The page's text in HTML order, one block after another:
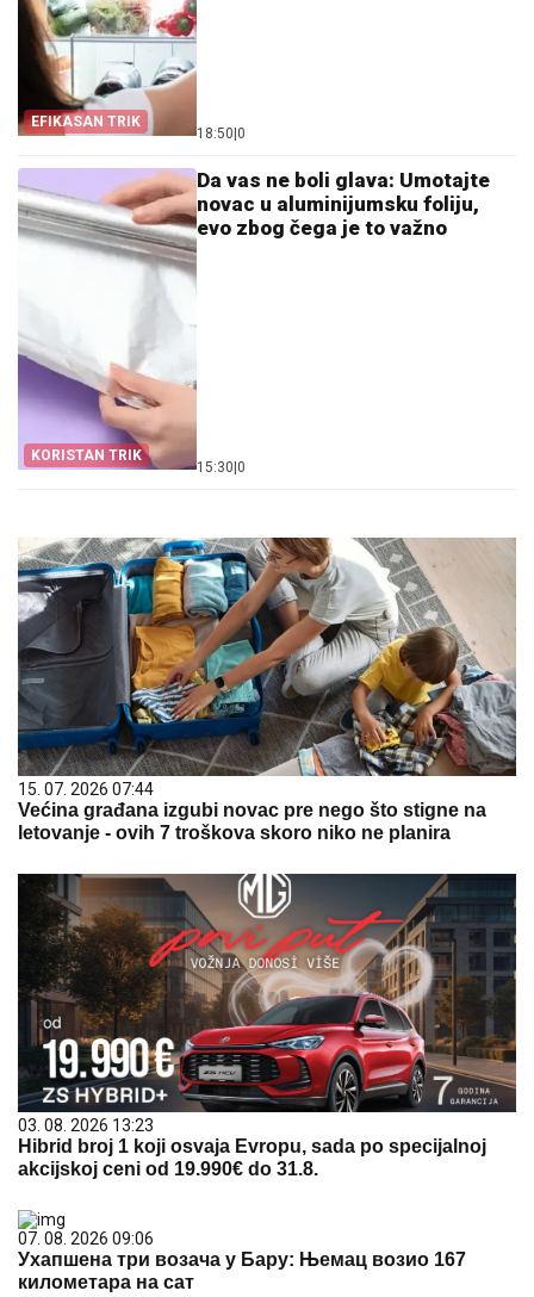
EFIKASAN TRIK
18:50 0
KORISTAN TRIK
Da vas ne boli glava: Umotajte
novac u aluminijumsku foliju,
evo zbog čega je to važno
15:30 0
15. 07. 2026 07:44
Većina građana izgubi novac pre nego što stigne na
letovanje - ovih 7 troškova skoro niko ne planira
03. 08. 2026 13:23
Hibrid broj 1 koji osvaja Evropu, sada po specijalnoj
akcijskoj ceni od 19.990€ do 31.8.
07. 08. 2026 09:06
Ухапшена три возача у Бару: Њемац возио 167
километара на сат